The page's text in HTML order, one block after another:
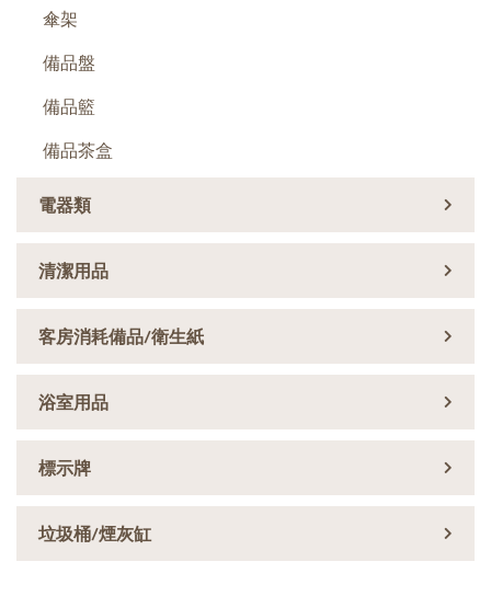
傘架
備品盤
備品籃
備品茶盒
電器類
清潔用品
客房消耗備品/衛生紙
浴室用品
標示牌
垃圾桶/煙灰缸